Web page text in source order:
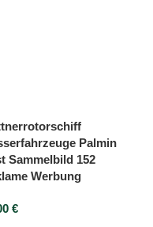
Palmin
Sammelbild 152
Werbung
€